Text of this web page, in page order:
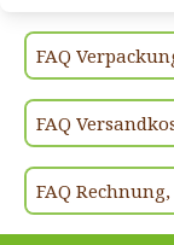
FAQ
FAQ
FAQ